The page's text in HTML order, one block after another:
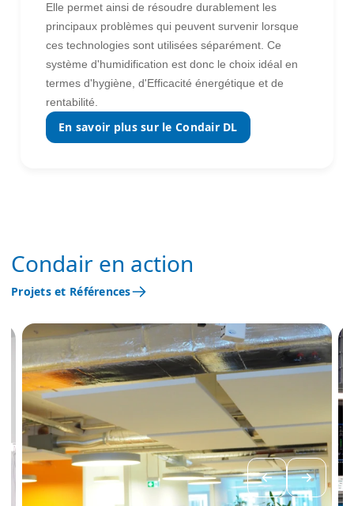
Elle permet ainsi de résoudre durablement les
principaux problèmes qui peuvent survenir lorsque
ces technologies sont utilisées séparément. Ce
système d'humidification est donc le choix idéal en
termes d'hygiène, d'Efficacité énergétique et de
rentabilité.
En savoir plus sur le Condair DL
Condair en action
Projets et Références